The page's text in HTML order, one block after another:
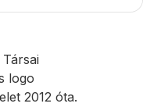
2012 óta.